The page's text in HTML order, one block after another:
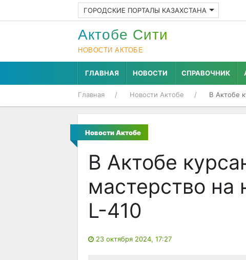
ГОРОДСКИЕ ПОРТАЛЫ КАЗАХСТАНА
Актобе Cити
НОВОСТИ АКТОБЕ
ГЛАВНАЯ НОВОСТИ СПРАВОЧНИК
Главная Новости Актобе В Актобе
Новости Актобе
В Актобе
мастерство на
L-410
23 октября 2024, 17:27